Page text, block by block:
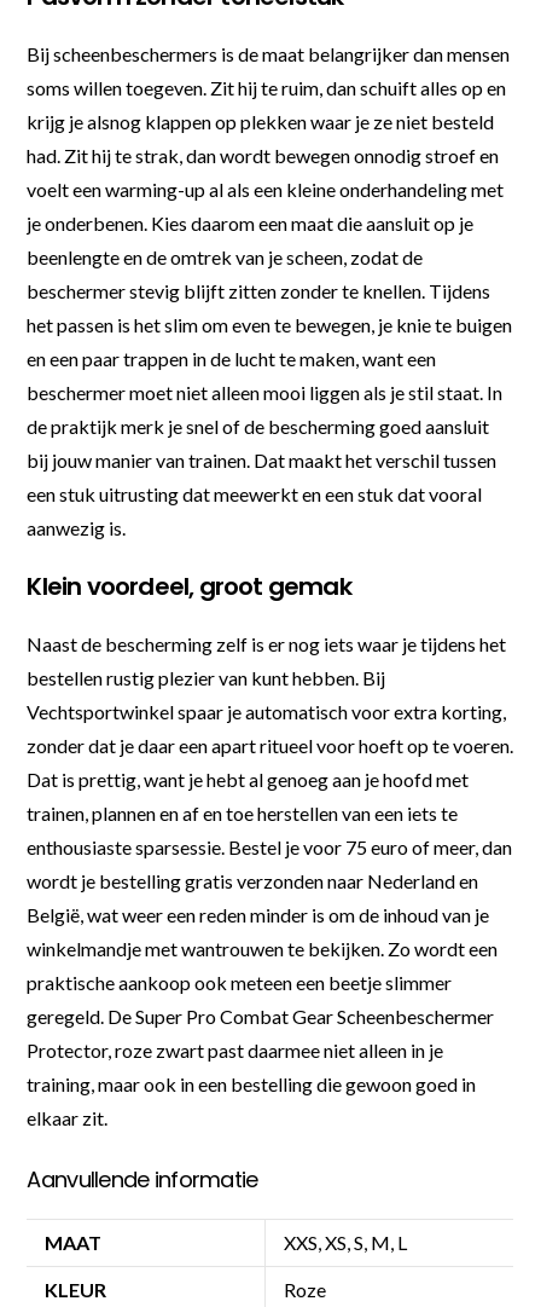
Bij scheenbeschermers is de maat belangrijker dan mensen
soms willen toegeven. Zit hij te ruim, dan schuift alles op en
krijg je alsnog klappen op plekken waar je ze niet besteld
had. Zit hij te strak, dan wordt bewegen onnodig stroef en
voelt een warming-up al als een kleine onderhandeling met
je onderbenen. Kies daarom een maat die aansluit op je
beenlengte en de omtrek van je scheen, zodat de
beschermer stevig blijft zitten zonder te knellen. Tijdens
het passen is het slim om even te bewegen, je knie te buigen
en een paar trappen in de lucht te maken, want een
beschermer moet niet alleen mooi liggen als je stil staat. In
de praktijk merk je snel of de bescherming goed aansluit
bij jouw manier van trainen. Dat maakt het verschil tussen
een stuk uitrusting dat meewerkt en een stuk dat vooral
aanwezig is.
Klein voordeel, groot gemak
Naast de bescherming zelf is er nog iets waar je tijdens het
bestellen rustig plezier van kunt hebben. Bij
Vechtsportwinkel spaar je automatisch voor extra korting,
zonder dat je daar een apart ritueel voor hoeft op te voeren.
Dat is prettig, want je hebt al genoeg aan je hoofd met
trainen, plannen en af en toe herstellen van een iets te
enthousiaste sparsessie. Bestel je voor 75 euro of meer, dan
wordt je bestelling gratis verzonden naar Nederland en
België, wat weer een reden minder is om de inhoud van je
winkelmandje met wantrouwen te bekijken. Zo wordt een
praktische aankoop ook meteen een beetje slimmer
geregeld. De Super Pro Combat Gear Scheenbeschermer
Protector, roze zwart past daarmee niet alleen in je
training, maar ook in een bestelling die gewoon goed in
elkaar zit.
Aanvullende informatie
MAAT XXS, XS, S, M, L
KLEUR Roze